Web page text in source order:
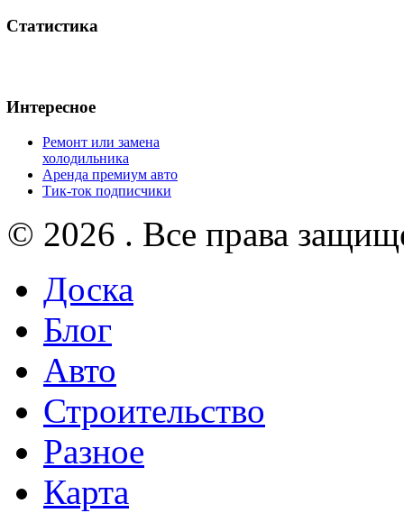
Статистика
Интересное
Ремонт или замена
холодильника
Аренда премиум авто
Тик-ток подписчики
© 2026 . Все права
Доска
Блог
Авто
Строительство
Разное
Карта